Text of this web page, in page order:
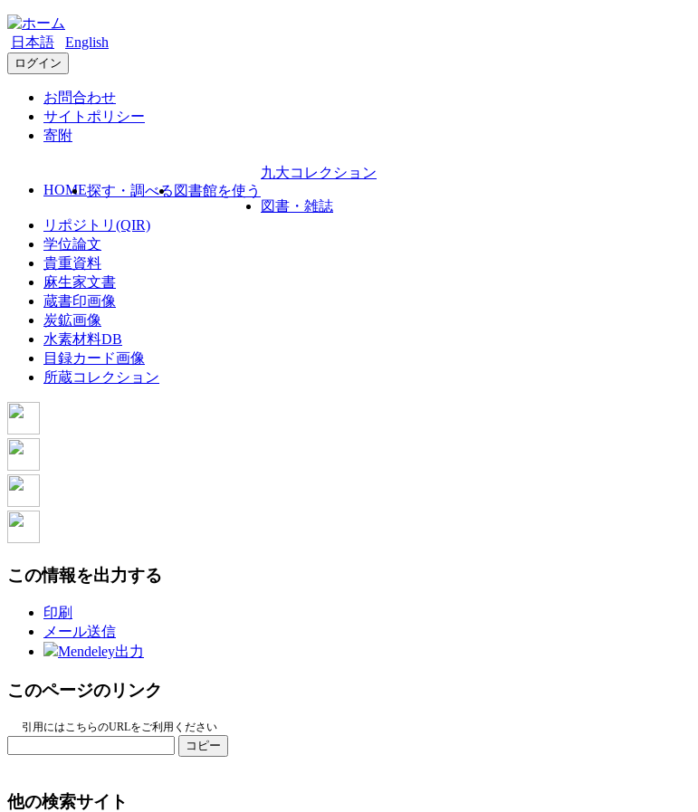
日本語 English
ログイン
お問合わせ
サイトポリシー
寄附
HOME探す・調べる 図書館を使う
九大コレクション
図書・雑誌
リポジトリ(QIR)
学位論文
貴重資料
麻生家文書
蔵書印画像
炭鉱画像
水素材料DB
目録カード画像
所蔵コレクション
この情報を出力する
印刷
メール送信
Mendeley出力
このページのリンク
引用にはこちらのURLをご利用ください
コピー
他の検索サイト